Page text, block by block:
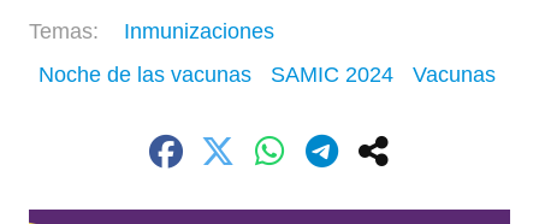
Inmunizaciones
Noche de las vacunas
SAMIC 2024 Vacunas